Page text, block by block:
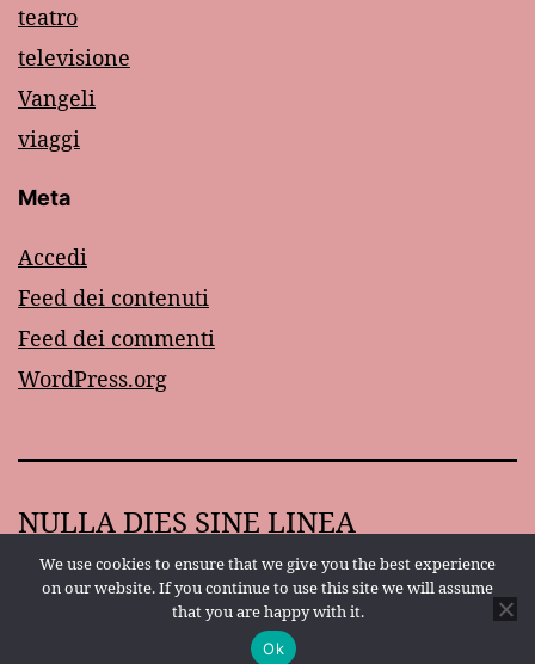
teatro
televisione
Vangeli
viaggi
Meta
Accedi
Feed dei contenuti
Feed dei commenti
WordPress.org
NULLA DIES SINE LINEA
Proudly powered byWordPress.
We use cookies to ensure that we give you the best experience
on our website. If you continue to use this site we will assume
that you are happy with it.
Ok